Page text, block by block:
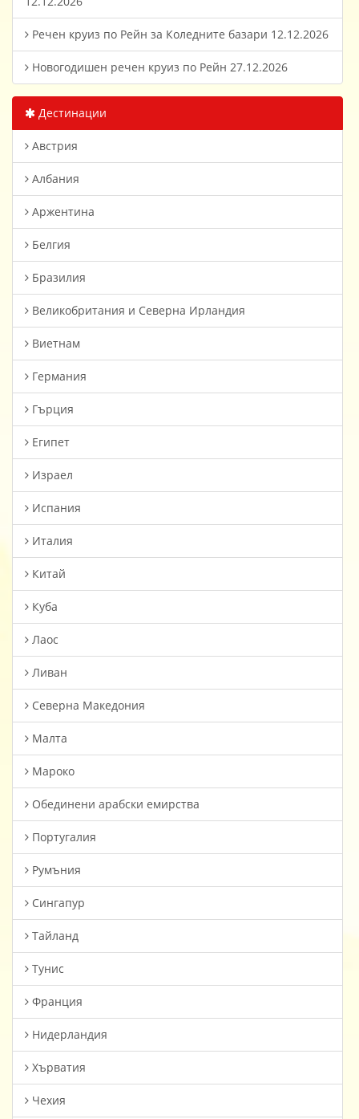
Речен круиз по Рейн за Коледните базари 12.12.2026
Новогодишен речен круиз по Рейн 27.12.2026
Дестинации
Австрия
Албания
Аржентина
Белгия
Бразилия
Великобритания и Северна Ирландия
Виетнам
Германия
Гърция
Египет
Израел
Испания
Италия
Китай
Куба
Лаос
Ливан
Северна Македония
Малта
Мароко
Oбединени арабски емирства
Португалия
Румъния
Сингапур
Тайланд
Тунис
Франция
Нидерландия
Хърватия
Чехия